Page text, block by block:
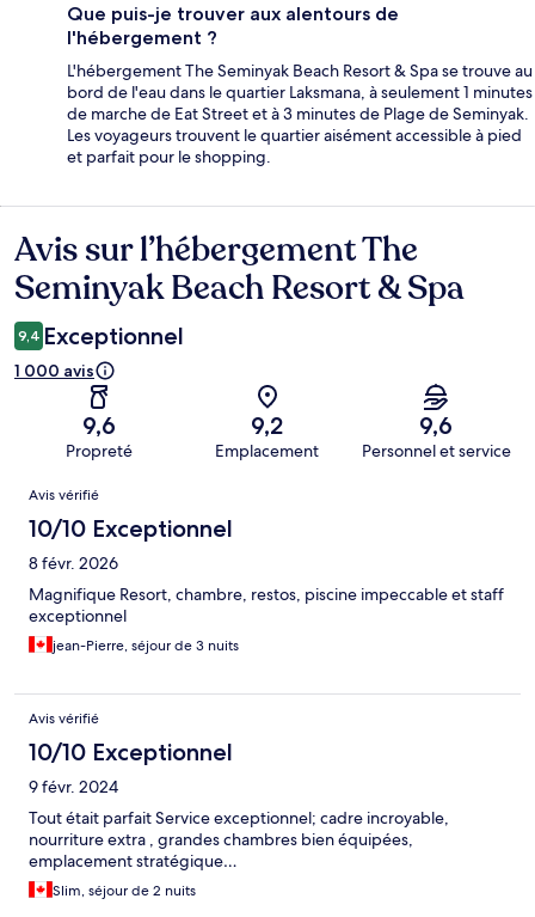
Que puis-je trouver aux alentours de
l'hébergement ?
L'hébergement The Seminyak Beach Resort & Spa se trouve au
bord de l'eau dans le quartier Laksmana, à seulement 1 minutes
de marche de Eat Street et à 3 minutes de Plage de Seminyak.
Les voyageurs trouvent le quartier aisément accessible à pied
et parfait pour le shopping.
Avis
Avis sur l’hébergement The
Seminyak Beach Resort & Spa
9,4 Exceptionnel
1 000 avis
9,6
Propreté
9,2
Emplacement
9,6
Personnel et service
Avis
Avis vérifié
10/10 Exceptionnel
8 févr. 2026
Magnifique Resort, chambre, restos, piscine impeccable et staff
exceptionnel
jean-Pierre, séjour de 3 nuits
Avis vérifié
10/10 Exceptionnel
9 févr. 2024
Tout était parfait Service exceptionnel; cadre incroyable,
nourriture extra , grandes chambres bien équipées,
emplacement stratégique…
Slim, séjour de 2 nuits